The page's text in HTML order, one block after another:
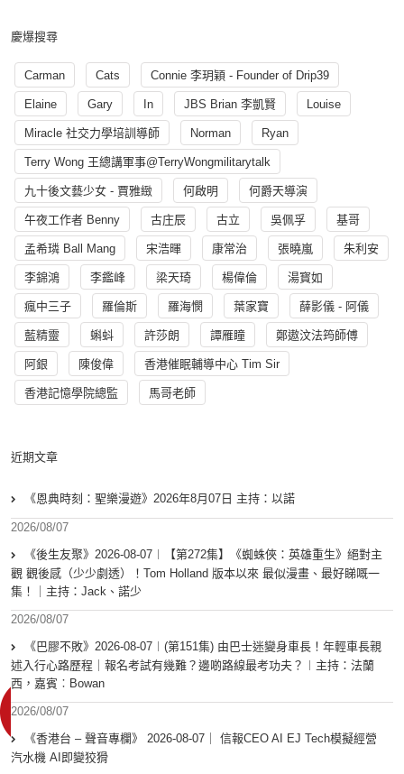
慶爆搜尋
Carman Cats Connie 李玥穎 - Founder of Drip39
Elaine Gary In JBS Brian 李凱賢 Louise
Miracle 社交力學培訓導師 Norman Ryan
Terry Wong 王總講軍事@TerryWongmilitarytalk
九十後文藝少女 - 賈雅緻 何啟明 何爵天導演
午夜工作者 Benny 古庄辰 古立 吳佩孚 基哥
孟希璘 Ball Mang 宋浩暉 康常治 張曉嵐 朱利安
李錦鴻 李鑑峰 梁天琦 楊偉倫 湯寳如
瘋中三子 羅倫斯 羅海憫 葉家寶 薛影儀 - 阿儀
藍精靈 蝌蚪 許莎朗 譚雁瞳 鄭遨汶法筠師傅
阿銀 陳俊偉 香港催眠輔導中心 Tim Sir
香港記憶學院總監 馬哥老師
近期文章
《恩典時刻：聖樂漫遊》2026年8月07日 主持：以諾
2026/08/07
《後生友聚》2026-08-07︱【第272集】《蜘蛛俠：英雄重生》絕對主
觀 觀後感（少少劇透）！Tom Holland 版本以來 最似漫畫、最好睇嘅一
集！｜主持：Jack、諾少
2026/08/07
《巴膠不敗》2026-08-07︱(第151集) 由巴士迷變身車長！年輕車長親
述入行心路歷程｜報名考試有幾難？邊啲路線最考功夫？︱主持：法蘭
西，嘉賓︰Bowan
2026/08/07
《香港台 – 聲音專欄》 2026-08-07｜ 信報CEO AI EJ Tech模擬經營
汽水機 AI即變狡猾